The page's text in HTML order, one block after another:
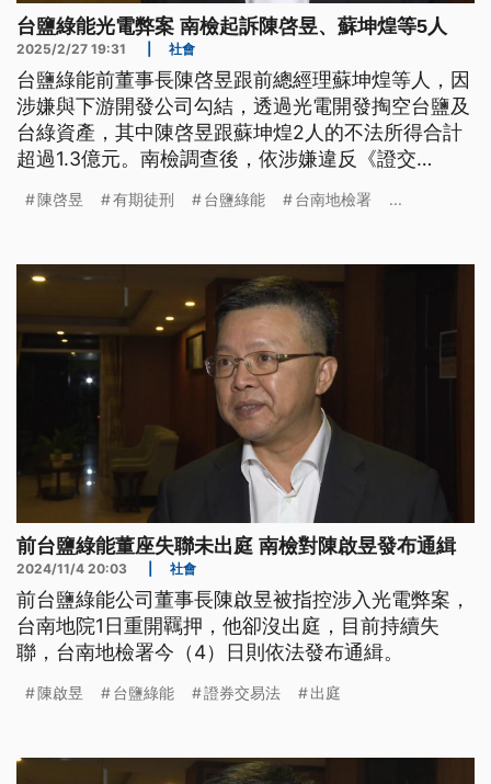
台鹽綠能光電弊案 南檢起訴陳啓昱、蘇坤煌等5人
2025/2/27 19:31 社會
台鹽綠能前董事長陳啓昱跟前總經理蘇坤煌等人，因
涉嫌與下游開發公司勾結，透過光電開發掏空台鹽及
台綠資產，其中陳啓昱跟蘇坤煌2人的不法所得合計
超過1.3億元。南檢調查後，依涉嫌違反《證交
刑、蘇坤煌則是10年有期徒刑。
陳啓昱 有期徒刑 台鹽綠能 台南地檢署 ...
前台鹽綠能董座失聯未出庭 南檢對陳啟昱發布通緝
2024/11/4 20:03 社會
前台鹽綠能公司董事長陳啟昱被指控涉入光電弊案，
台南地院1日重開羈押，他卻沒出庭，目前持續失
聯，台南地檢署今（4）日則依法發布通緝。
陳啟昱 台鹽綠能 證券交易法 出庭